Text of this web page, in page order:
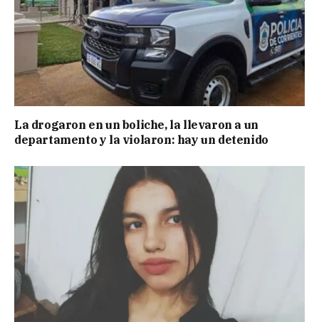
La drogaron en un boliche, la llevaron a un
departamento y la violaron: hay un detenido